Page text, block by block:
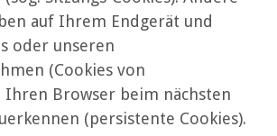
auf Ihrem Endgerät und
oder unseren
(Cookies von
Browser beim nächsten
(persistente Cookies).